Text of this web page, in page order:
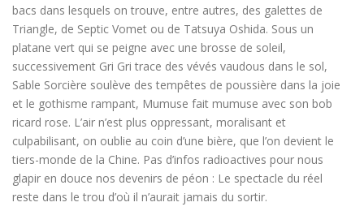
bacs dans lesquels on trouve, entre autres, des galettes de
Triangle, de Septic Vomet ou de Tatsuya Oshida. Sous un
platane vert qui se peigne avec une brosse de soleil,
successivement Gri Gri trace des vévés vaudous dans le sol,
Sable Sorcière soulève des tempêtes de poussière dans la joie
et le gothisme rampant, Mumuse fait mumuse avec son bob
ricard rose. L’air n’est plus oppressant, moralisant et
culpabilisant, on oublie au coin d’une bière, que l’on devient le
tiers-monde de la Chine. Pas d’infos radioactives pour nous
glapir en douce nos devenirs de péon : Le spectacle du réel
reste dans le trou d’où il n’aurait jamais du sortir.